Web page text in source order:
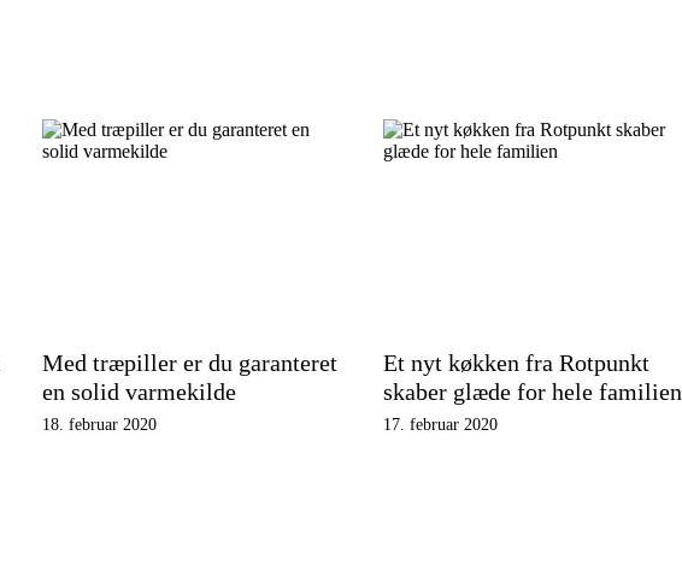
Med træpiller er du garanteret
en solid varmekilde
18. februar 2020
Et nyt køkken fra Rotpunkt
skaber glæde for hele familien
17. februar 2020